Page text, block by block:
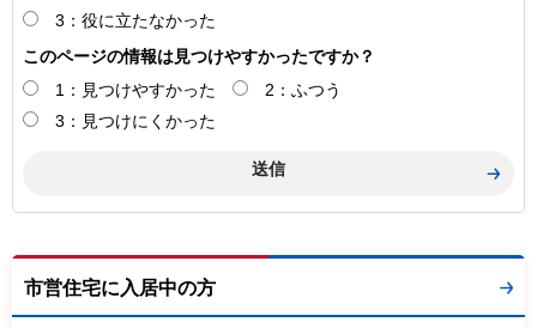
3：役に立たなかった
このページの情報は見つけやすかったですか？
1：見つけやすかった
2：ふつう
3：見つけにくかった
市営住宅に入居中の方